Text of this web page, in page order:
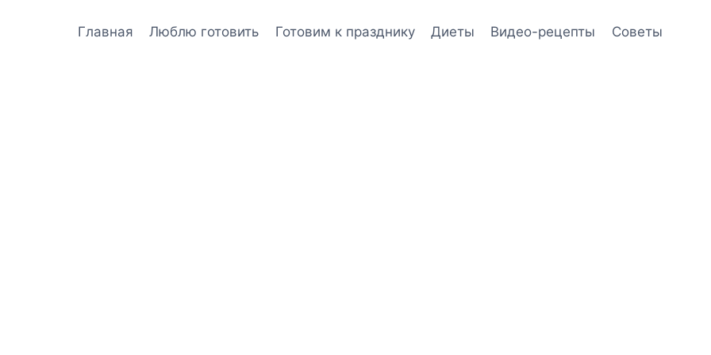
Главная Люблю готовить Готовим к празднику Диеты Видео-рецепты Советы